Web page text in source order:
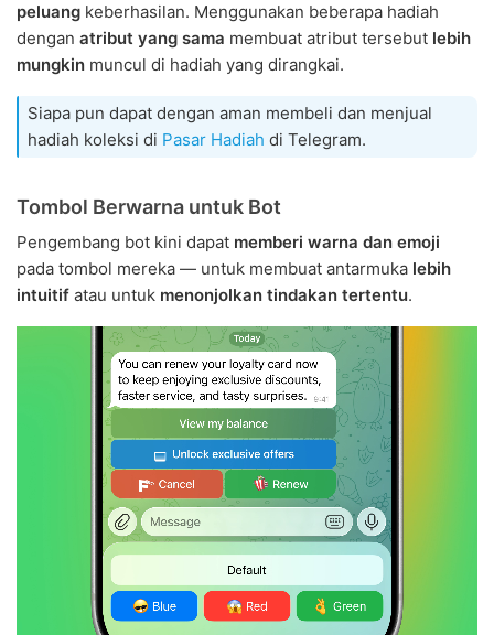
peluang keberhasilan. Menggunakan beberapa hadiah
dengan atribut yang sama membuat atribut tersebut lebih
mungkin muncul di hadiah yang dirangkai.
Siapa pun dapat dengan aman membeli dan menjual
hadiah koleksi di Pasar Hadiah di Telegram.
Tombol Berwarna untuk Bot
Pengembang bot kini dapat memberi warna dan emoji
pada tombol mereka — untuk membuat antarmuka lebih
intuitif atau untuk menonjolkan tindakan tertentu.